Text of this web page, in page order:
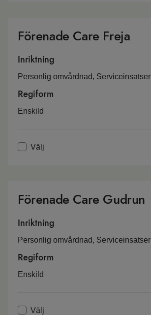
Förenade Care Freja
Inriktning
Personlig omvårdnad, Serviceinsatser
Regiform
Enskild
Välj
Förenade Care Gudrun
Inriktning
Personlig omvårdnad, Serviceinsatser
Regiform
Enskild
Välj